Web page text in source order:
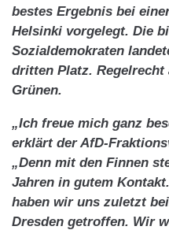
bestes Ergebnis bei
Helsinki vorgelegt. Die
Sozialdemokraten
dritten Platz.
Grünen.
„Ich freue mich ganz
erklärt der AfD-
„Denn mit den Finnen
Jahren in gutem
haben wir uns zuletzt
Dresden getroffen. Wir